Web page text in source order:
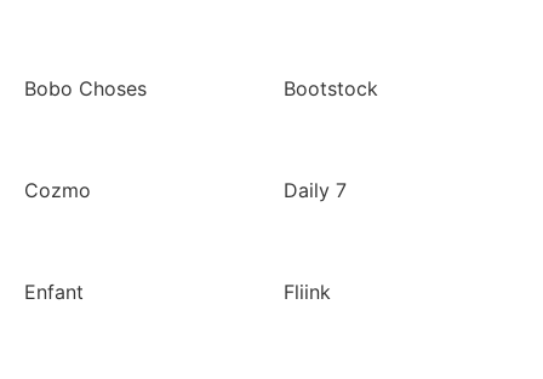
Bobo Choses Bootstock
Cozmo Daily 7
Enfant Fliink